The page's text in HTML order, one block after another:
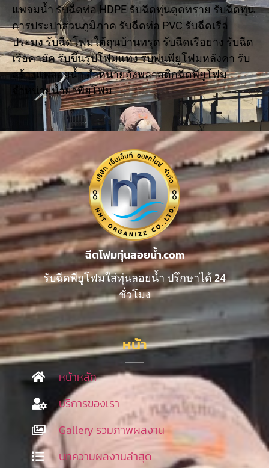
แพจมน้ำ รับฉีดท่อ HDPE รับฉีดทุ่นดูดทราย รับฉีดทุ่น
การประปาส่วนภูมิภาค รับฉีดท่อ PVC รับฉีดเรือ
ประมง รับฉีดโฟมใต้ถุนบ้านทรุด รับฉีดเรือยาง รับฉีด
เรือคายัค รับขึ้นรูปโฟมแท่ง รับพ่นพียูโฟมหลังคา รับ
สร้างแพลอยน้ำ จำหน่ายถังพลาสติกฉีดพียูโฟม
จำหน่ายน้ำยาพียูโฟม
ฉีดโฟมทุ่นลอยน้ำ.com
รับฉีดพียูโฟมใส่ทุ่นลอยน้ำ ปรึกษาได้ 24
ชั่วโมง
หน้า
หน้าหลัก
บริการของเรา
Gallery รวมภาพผลงาน
บทความผลงานล่าสุด